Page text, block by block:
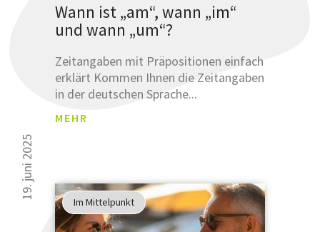
Wann ist „am“, wann „im“
und wann „um“?
Zeitangaben mit Präpositionen einfach
erklärt Kommen Ihnen die Zeitangaben
in der deutschen Sprache...
MEHR
19. juni 2025
Im Mittelpunkt